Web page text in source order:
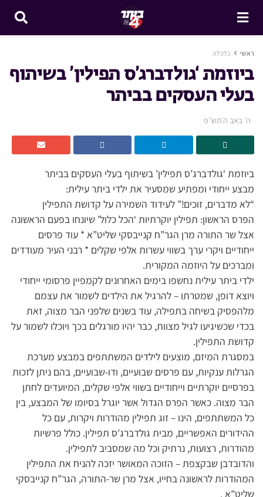
ראשי כלכלה
ביוזמת ‘גולדברג’ס תפילין’ בשיתוף
בעלי העסקים בביתר
ה׳ באב ה׳תש״פ
ביוזמת ‘גולדברג’ס תפילין’ בשיתוף בעלי העסקים בביתר
מבצע ייחודי ומפתיע שמסעיר את ילדי ביתר עילית:
“לא מדברים, זוכים!” לעידוד השמירה על קדושת התפילין
הפרס הראשון: תפילין יוקרתיות ‘הכל כלול’ שיונחו בפעם הראשונה
אצל שר התורה מרן הגר”ח קנייבסקי שליט”א * עוד פרסים
ייחודיים ויקרי ערך בשווי עשרות אלפי שקלים * רבני העיר מעודדים
ומברכים על היוזמה המקורית.
ילדי ביתר עילית נחשפו בימים האחרונים לקמפיין פרסומי ייחודי
ויוצא דופן, שמטרתו – להרגיל את הילדים לשמור את עצמם
מלהפסיק בשיחה בתפילה, עוד בשנים שלפני הבר מצוה, זאת
בכדי שכשיגיעו לגיל מצוות, כבר יהיו מורגלים בכך ויוכלו לשמור על
קדושת התפילין.
במסגרת המיזם, מוצעים לילדים המשתתפים במבצע מערכת
הגרלות ענקיות, עם פרסים שבועיים, ודו-שבועיים, בהם ניתן לזכות
בפרסיים יוקרתיים וייחודיים בשווי אלפי שקלים, המיועדים לחתן
הבר מצוה. כאשר הפרס הגדול אשר יוגרל בסיומו של המבצע, בין
כל המשתתפים, הינו – זוג תפילין מהודרות ויקרות, עם כל
ההידורים האפשריים, מבית גולדברג’ס תפילין. כולל פרשיות
מהודרות, רצועות, נרתיק וכל מה שמסביב לתפילין.
והדובדבן שבקצפת – הזוכה המאושר יזכה להניח את התפילין
המהודרות לראשונה בחייו, אצל מרן שר-התורה, הגר”ח קנייבסקי
שליט”א .